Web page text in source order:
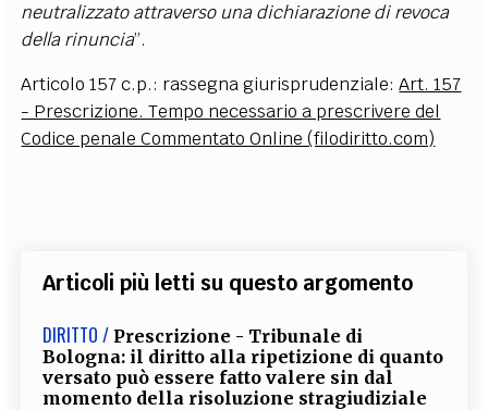
neutralizzato attraverso una dichiarazione di revoca
della rinuncia”.
Articolo 157 c.p.: rassegna giurisprudenziale:Art. 157
- Prescrizione. Tempo necessario a prescrivere del
Codice penale Commentato Online (filodiritto.com)
Articoli più letti su questo argomento
DIRITTO / Prescrizione - Tribunale di
Bologna: il diritto alla ripetizione di quanto
versato può essere fatto valere sin dal
momento della risoluzione stragiudiziale